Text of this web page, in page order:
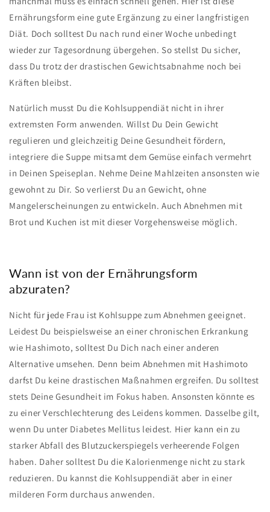
Ernährungsform eine gute Ergänzung zu einer langfristigen
Diät. Doch solltest Du nach rund einer Woche unbedingt
wieder zur Tagesordnung übergehen. So stellst Du sicher,
dass Du trotz der drastischen Gewichtsabnahme noch bei
Kräften bleibst.
Natürlich musst Du die Kohlsuppendiät nicht in ihrer
extremsten Form anwenden. Willst Du Dein Gewicht
regulieren und gleichzeitig Deine Gesundheit fördern,
integriere die Suppe mitsamt dem Gemüse einfach vermehrt
in Deinen Speiseplan. Nehme Deine Mahlzeiten ansonsten wie
gewohnt zu Dir. So verlierst Du an Gewicht, ohne
Mangelerscheinungen zu entwickeln. Auch Abnehmen mit
Brot und Kuchen ist mit dieser Vorgehensweise möglich.
Wann ist von der Ernährungsform
abzuraten?
Nicht für jede Frau ist Kohlsuppe zum Abnehmen geeignet.
Leidest Du beispielsweise an einer chronischen Erkrankung
wie Hashimoto, solltest Du Dich nach einer anderen
Alternative umsehen. Denn beim Abnehmen mit Hashimoto
darfst Du keine drastischen Maßnahmen ergreifen. Du solltest
stets Deine Gesundheit im Fokus haben. Ansonsten könnte es
zu einer Verschlechterung des Leidens kommen. Dasselbe gilt,
wenn Du unter Diabetes Mellitus leidest. Hier kann ein zu
starker Abfall des Blutzuckerspiegels verheerende Folgen
haben. Daher solltest Du die Kalorienmenge nicht zu stark
reduzieren. Du kannst die Kohlsuppendiät aber in einer
milderen Form durchaus anwenden.